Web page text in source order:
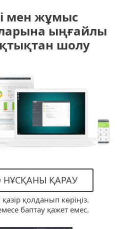
мен жұмыс
ыңғайлы
шолу
ҚАРАУ
қолданып көріңіз.
баптау қажет емес.